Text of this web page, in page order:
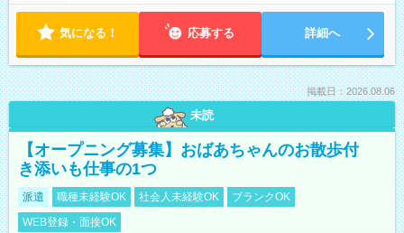
気になる！ 応募する 詳細へ
掲載日：2026.08.06
未読
【オープニング募集】おばあちゃんのお散歩付
き添いも仕事の1つ
派遣 職種未経験OK 社会人未経験OK
ブランクOK
WEB登録・面接OK